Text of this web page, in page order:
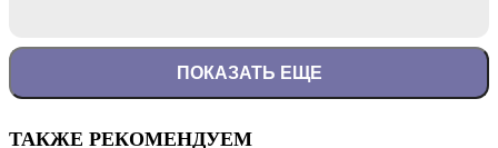
ПОКАЗАТЬ ЕЩЕ
ТАКЖЕ РЕКОМЕНДУЕМ